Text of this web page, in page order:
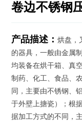
们
卷边不锈钢
产品描述：烘盘，
的器具，一般由金属
均装备在烘干箱、真
制药、化工、食品、
同，主要由不锈钢、
于外壁上搪瓷）；根
据加工方式的不同，